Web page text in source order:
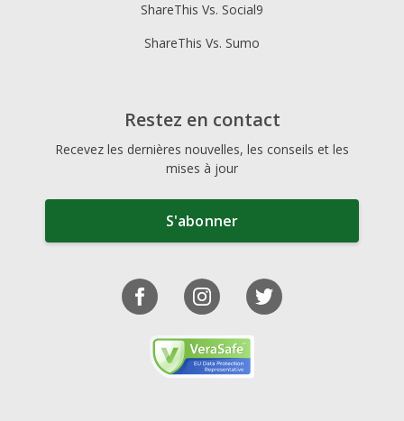
ShareThis Vs. Social9
ShareThis Vs. Sumo
Restez en contact
Recevez les dernières nouvelles, les conseils et les
mises à jour
S'abonner